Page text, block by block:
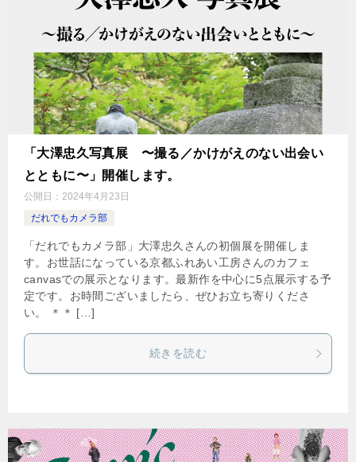
「大澤忠久写真展 〜撮る／かけがえのない出会い
とともに〜」開催します。
公開日： 2024年4月23日
だれでもカメラ部
「だれでもカメラ部」大澤忠久さんの初個展を開催しま
す。お世話になっている京都ふれあい工房さんのカフェ
canvasでの展示となります。最新作を中心に5点展示する予
定です。お時間ございましたら、ぜひお立ち寄りくださ
い。 ＊＊ […]
続きを読む